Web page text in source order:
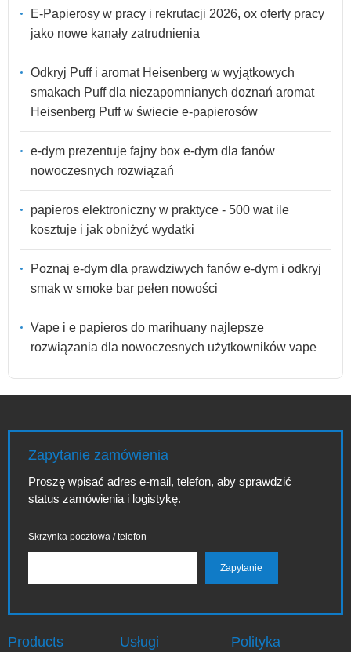
E-Papierosy w pracy i rekrutacji 2026, ox oferty pracy
jako nowe kanały zatrudnienia
Odkryj Puff i aromat Heisenberg w wyjątkowych
smakach Puff dla niezapomnianych doznań aromat
Heisenberg Puff w świecie e-papierosów
e-dym prezentuje fajny box e-dym dla fanów
nowoczesnych rozwiązań
papieros elektroniczny w praktyce - 500 wat ile
kosztuje i jak obniżyć wydatki
Poznaj e-dym dla prawdziwych fanów e-dym i odkryj
smak w smoke bar pełen nowości
Vape i e papieros do marihuany najlepsze
rozwiązania dla nowoczesnych użytkowników vape
Zapytanie zamówienia
Proszę wpisać adres e-mail, telefon, aby sprawdzić
status zamówienia i logistykę.
Skrzynka pocztowa / telefon
Products Usługi Polityka